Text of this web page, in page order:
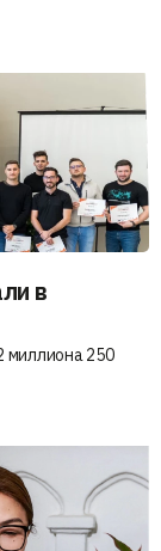
в
миллиона 250